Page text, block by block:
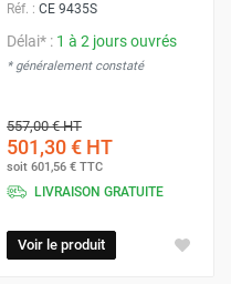
Réf. : CE 9435S
Délai* : 1 à 2 jours ouvrés
* généralement constaté
557,00 €HT
501,30 € HT
soit 601,56 € TTC
LIVRAISON GRATUITE
Voir le produit